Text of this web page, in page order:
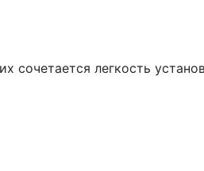
легкость